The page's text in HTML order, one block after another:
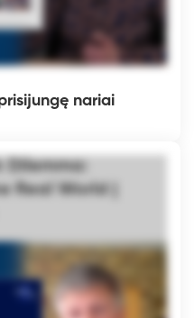
nariai
Dilemma:
Real World |